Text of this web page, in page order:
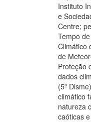
Instituto
e
Centre;
Tempo
Climático
de
Proteção
dados
(5º
climático
natureza
caóticas